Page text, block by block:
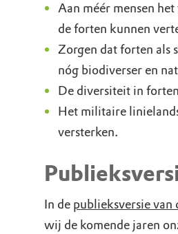
Aan méér mensen
de forten kunnen
Zorgen dat forten als
nóg biodiverser en
De diversiteit in
Het militaire
versterken.
In de publieksversie van
wij de komende jaren